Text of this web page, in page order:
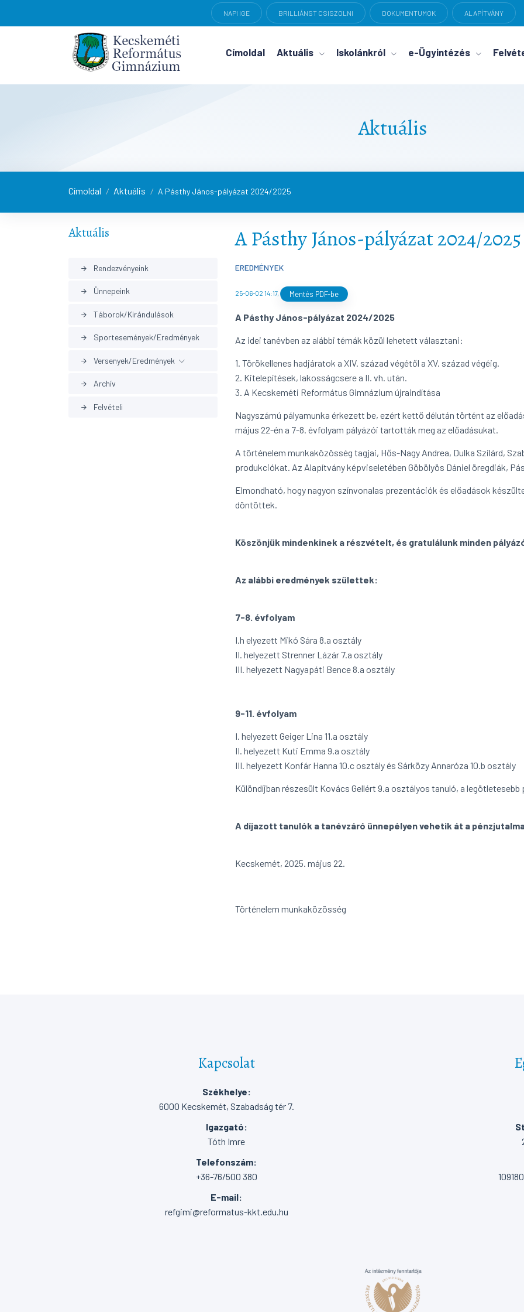
NAPI IGE BRILLIÁNST CSISZOLNI DOKUMENTUMOK ALAPÍTVÁNY
Címoldal Aktuális Iskolánkról e-Ügyintézés
Aktuális
Címoldal / Aktuális / A Pásthy János-pályázat 2024/2025
Aktuális
arrow_forward Rendezvényeink
arrow_forward Ünnepeink
arrow_forward Táborok/Kirándulások
arrow_forward Sportesemények/Eredmények
arrow_forward Versenyek/Eredmények
Korábbi eredmények
arrow_forward Archív
arrow_forward Felvételi
A Pásthy János-pályázat 2024/2025
EREDMÉNYEK
25-06-02 14:17, Mentés PDF-be
A Pásthy János-pályázat 2024/2025
Az idei tanévben az alábbi témák közül lehetett választani:
1. Törökellenes hadjáratok a XIV. század végétől a XV. század végéig.
2. Kitelepítések, lakosságcsere a II. vh. után.
3. A Kecskeméti Református Gimnázium újraindítása
Nagyszámú pályamunka érkezett be, ezért kettő délután történt az
május 22-én a 7-8. évfolyam pályázói tartották meg az előadásukat.
A történelem munkaközösség tagjai, Hős-Nagy Andrea, Dulka Szilárd,
produkciókat. Az Alapítvány képviseletében Göbölyös Dániel öregdiák,
Elmondható, hogy nagyon színvonalas prezentációk és előadások
döntöttek.
Köszönjük mindenkinek a részvételt, és gratulálunk minden
Az alábbi eredmények születtek:
7-8. évfolyam
I.h elyezett Mikó Sára 8.a osztály
II. helyezett Strenner Lázár 7.a osztály
III. helyezett Nagyapáti Bence 8.a osztály
9-11. évfolyam
I. helyezett Geiger Lina 11.a osztály
II. helyezett Kuti Emma 9.a osztály
III. helyezett Konfár Hanna 10.c osztály és Sárközy Annaróza 10.b osztály
Különdíjban részesült Kovács Gellért 9.a osztályos tanuló, a
A díjazott tanulók a tanévzáró ünnepélyen vehetik át a
Kecskemét, 2025. május 22.
Történelem munkaközösség
Kapcsolat
Székhelye:
6000 Kecskemét, Szabadság tér 7.
Igazgató:
Tóth Imre
Telefonszám:
+36-76/500 380
E-mail:
refgimi@reformatus-kkt.edu.hu